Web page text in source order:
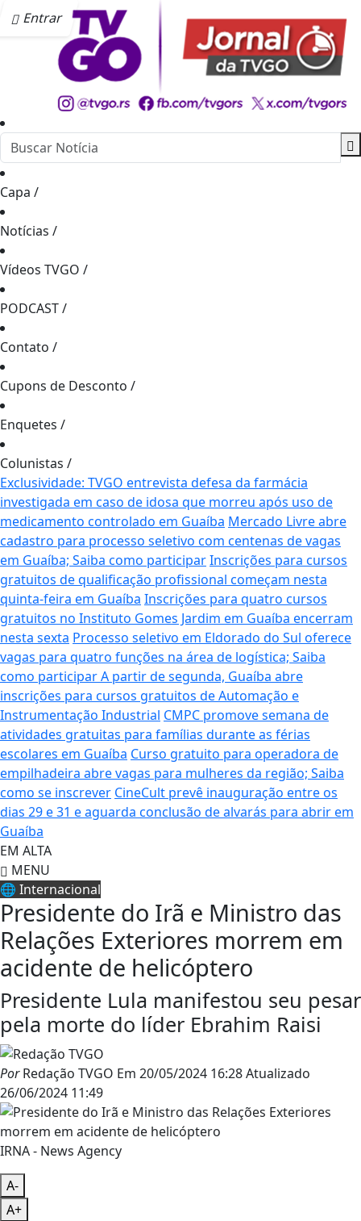
Entrar
Capa /
Notícias /
Vídeos TVGO /
PODCAST/
Contato /
Cupons de Desconto /
Enquetes /
Colunistas /
Exclusividade: TVGO entrevista defesa da farmácia
investigada em caso de idosa que morreu após uso de
medicamento controlado em Guaíba Mercado Livre abre
cadastro para processo seletivo com centenas de vagas
em Guaíba; Saiba como participarInscrições para cursos
gratuitos de qualificação profissional começam nesta
quinta-feira em Guaíba Inscrições para quatro cursos
gratuitos no Instituto Gomes Jardim em Guaíba encerram
nesta sexta Processo seletivo em Eldorado do Sul oferece
vagas para quatro funções na área de logística; Saiba
como participarA partir de segunda, Guaíba abre
inscrições para cursos gratuitos de Automação e
Instrumentação Industrial CMPC promove semana de
atividades gratuitas para famílias durante as férias
escolares em Guaíba Curso gratuito para operadora de
empilhadeira abre vagas para mulheres da região; Saiba
como se inscrever CineCult prevê inauguração entre os
dias 29 e 31 e aguarda conclusão de alvarás para abrir em
Guaíba
EM ALTA
MENU
🌐 Internacional
Presidente do Irã e Ministro das
Relações Exteriores morrem em
acidente de helicóptero
Presidente Lula manifestou seu pesar
pela morte do líder Ebrahim Raisi
PorRedação TVGO Em 20/05/2024 16:28Atualizado
26/06/2024 11:49
IRNA - News Agency
A-
A+